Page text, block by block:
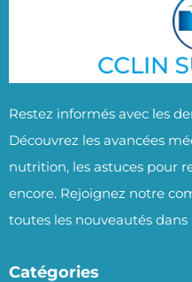
Restez informés avec les
Découvrez les avancées
nutrition, les astuces pour
encore. Rejoignez notre
toutes les nouveautés
Catégories